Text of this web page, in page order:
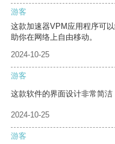
游客
这款加速器VPM应用程序可
助你在网络上自由移动。
2024-10-25
游客
这款软件的界面设计非常简洁
2024-10-25
游客